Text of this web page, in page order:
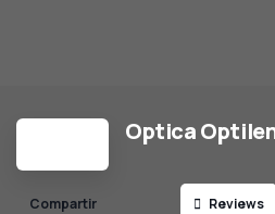
Optica
Reviews